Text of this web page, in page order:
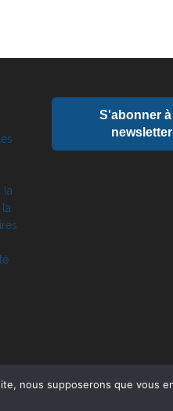
la
S'abonner à
newsletter
nous supposerons que vous